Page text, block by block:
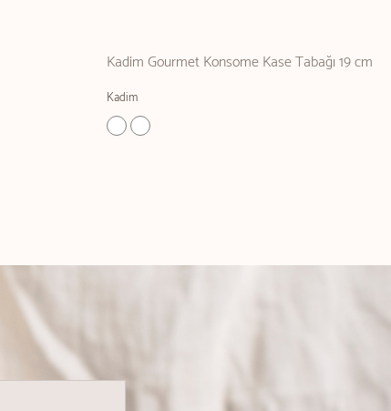
Kadim Gourmet Konsome Kase Tabağı 19 cm
Kadim